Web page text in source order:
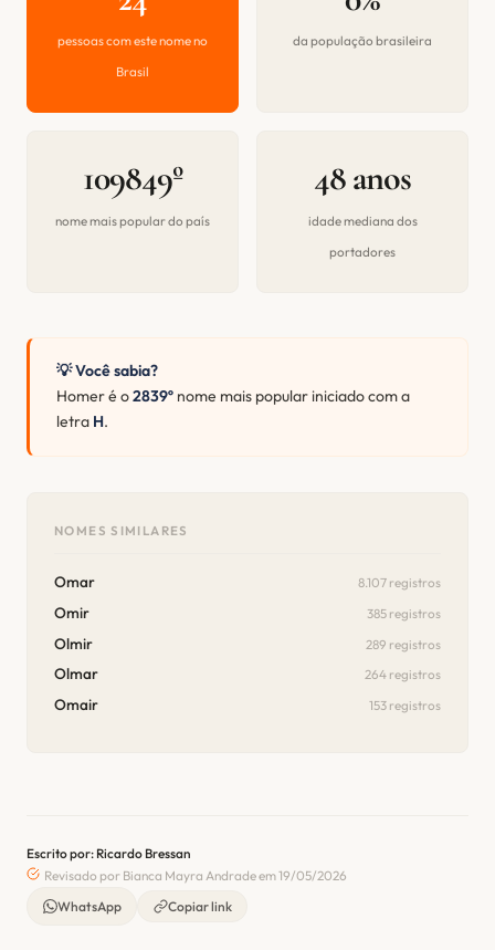
pessoas com este nome no
Brasil
da população brasileira
109849º
nome mais popular do país
48 anos
idade mediana dos
portadores
💡 Você sabia?
Homer é o2839º nome mais popular iniciado com a
letra H.
NOMES SIMILARES
Omar 8.107 registros
Omir 385 registros
Olmir 289 registros
Olmar 264 registros
Omair 153 registros
Escrito por: Ricardo Bressan
Revisado por Bianca Mayra Andrade em 19/05/2026
WhatsApp
Copiar link